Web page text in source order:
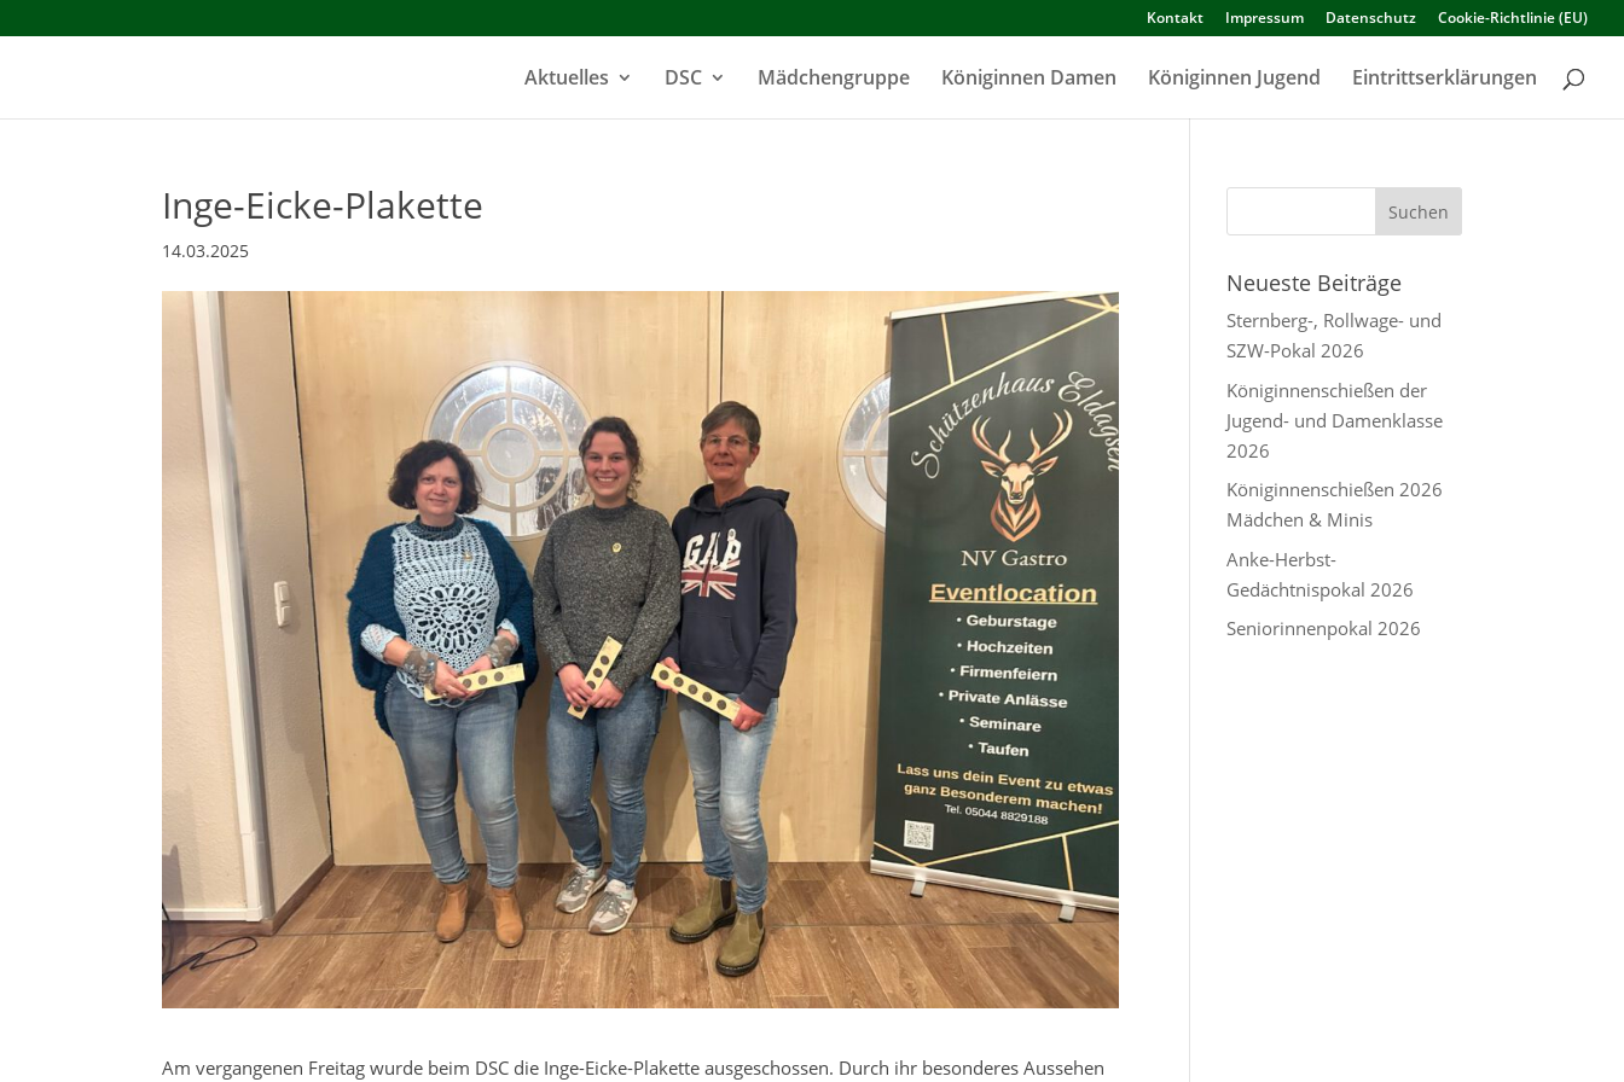
Kontakt Impressum Datenschutz Cookie-Richtlinie (EU)
Aktuelles DSC Mädchengruppe Königinnen Damen Königinnen Jugend Eintrittserklärungen
Inge-Eicke-Plakette
14.03.2025
Am vergangenen Freitag wurde beim DSC die Inge-Eicke-Plakette ausgeschossen. Durch ihr besonderes Aussehen
Neueste Beiträge
Sternberg-, Rollwage- und
SZW-Pokal 2026
Königinnenschießen der
Jugend- und Damenklasse
2026
Königinnenschießen 2026
Mädchen & Minis
Anke-Herbst-
Gedächtnispokal 2026
Seniorinnenpokal 2026